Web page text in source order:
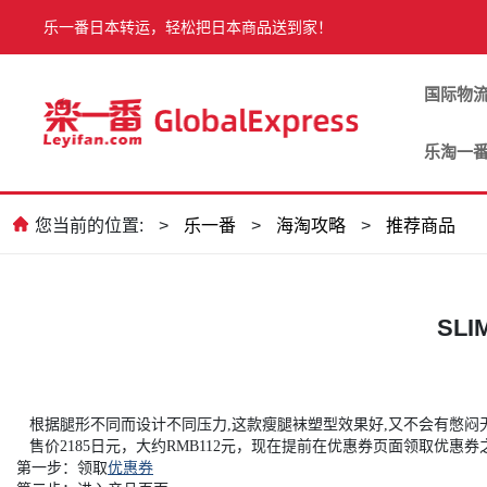
乐一番日本转运，轻松把日本商品送到家！
国际物
乐淘一
您当前的位置: > 乐一番 > 海淘攻略 > 推荐商品
根据腿形不同而设计不同压力,这款瘦腿袜塑型效果好,又不会有憋闷
售价2185日元，大约RMB112元，现在提前在优惠券页面领取优惠券
第一步：领取优惠券